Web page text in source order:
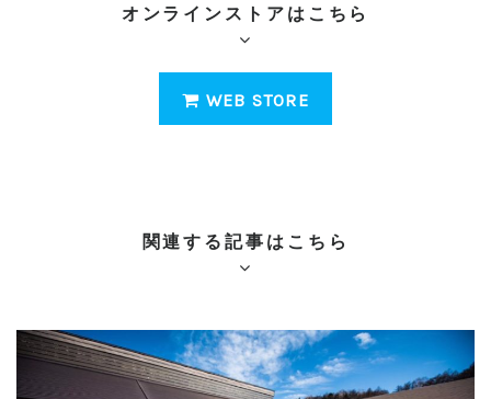
オンラインストアはこちら
WEB STORE
関連する記事はこちら